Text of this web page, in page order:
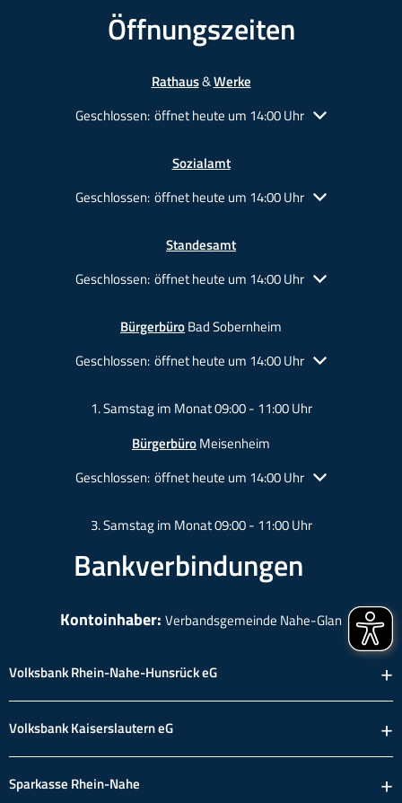
Öffnungszeiten
Rathaus&Werke
Klicken, um weitere Öffnungs- oder Schließzeiten
Geschlossen: öffnet heute um 14:00 Uhr
Sozialamt
Klicken, um weitere Öffnungs- oder Schließzeiten
Geschlossen: öffnet heute um 14:00 Uhr
Standesamt
Klicken, um weitere Öffnungs- oder Schließzeiten
Geschlossen: öffnet heute um 14:00 Uhr
BürgerbüroBad Sobernheim
Klicken, um weitere Öffnungs- oder Schließzeiten
Geschlossen: öffnet heute um 14:00 Uhr
1. Samstag im Monat 09:00 - 11:00 Uhr
BürgerbüroMeisenheim
Klicken, um weitere Öffnungs- oder Schließzeiten
Geschlossen: öffnet heute um 14:00 Uhr
3. Samstag im Monat 09:00 - 11:00 Uhr
Bankverbindungen
Kontoinhaber: Verbandsgemeinde Nahe-Glan
Volksbank Rhein-Nahe-Hunsrück eG
Volksbank Kaiserslautern eG
Sparkasse Rhein-Nahe